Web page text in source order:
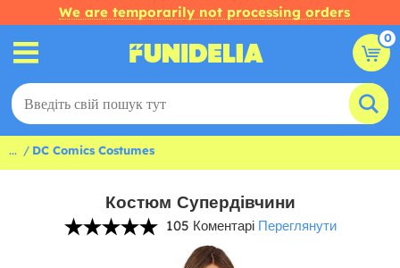
We are temporarily not processing orders
0
... DC Comics Costumes
Костюм Супердівчини
105 Коментарі Переглянути